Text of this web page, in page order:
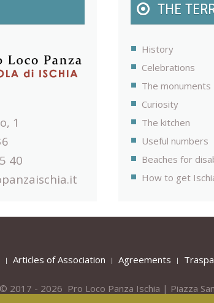
1
40
THE
History
Celebrations
The monuments
Curiosity
The kitchen
Useful numbers
Beaches for
How to get
Articles of Association Agreements
2017 - 2026 Pro Loco Panza Ischia | Piazza